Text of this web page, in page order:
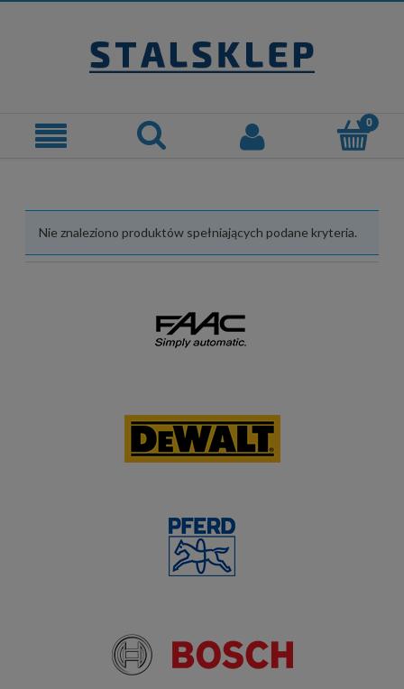
Nie znaleziono produktów spełniających podane kryteria.